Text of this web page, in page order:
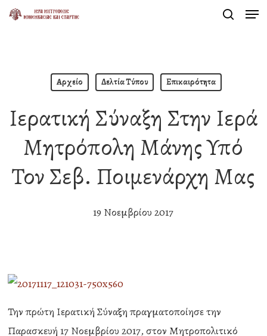
Skip
Αρχείο Δελτία Τύπου Επικαιρότητα
Ιερατική Σύναξη Στην Ιερά
Μητρόπολη Μάνης Υπό
Τον Σεβ. Ποιμενάρχη Μας
19 Νοεμβρίου 2017
Την πρώτη Ιερατική Σύναξη πραγματοποίησε την
Παρασκευή 17 Νοεμβρίου 2017, στον Μητροπολιτικό